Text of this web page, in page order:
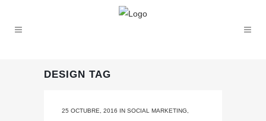
DESIGN TAG
25 OCTUBRE, 2016 IN SOCIAL MARKETING